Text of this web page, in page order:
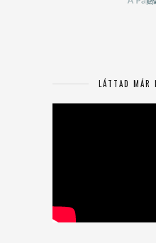
LÁTTAD MÁR